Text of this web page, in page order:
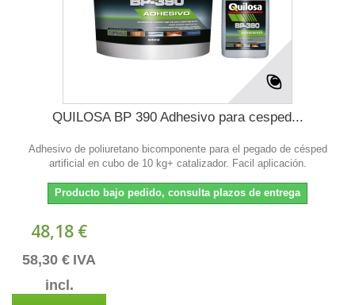
QUILOSA BP 390 Adhesivo para cesped...
Adhesivo de poliuretano bicomponente para el pegado de césped
artificial en cubo de 10 kg+ catalizador. Facil aplicación.
Producto bajo pedido, consulta plazos de entrega
48,18 €
58,30 € IVA
incl.